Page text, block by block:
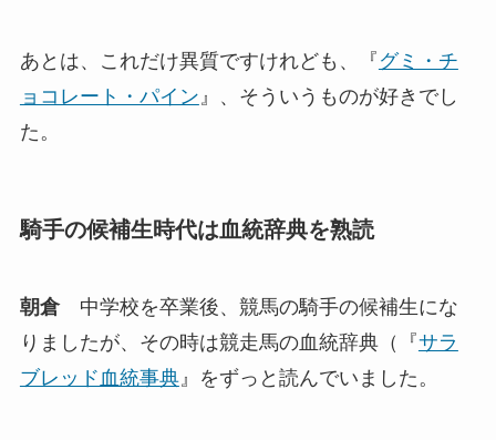
あとは、これだけ異質ですけれども、『 グミ・チ
ョコレート・パイン』、そういうものが好きでし
た。
騎手の候補生時代は血統辞典を熟読
朝倉中学校を卒業後、競馬の騎手の候補生にな
りましたが、その時は競走馬の血統辞典（『サラ
ブレッド血統事典』をずっと読んでいました。